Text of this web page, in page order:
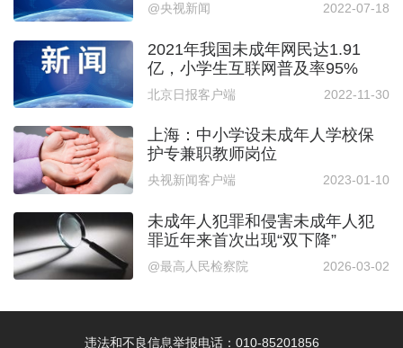
@央视新闻 2022-07-18
2021年我国未成年网民达1.91
亿，小学生互联网普及率95%
北京日报客户端 2022-11-30
上海：中小学设未成年人学校保
护专兼职教师岗位
央视新闻客户端 2023-01-10
未成年人犯罪和侵害未成年人犯
罪近年来首次出现“双下降”
@最高人民检察院 2026-03-02
违法和不良信息举报电话：010-85201856